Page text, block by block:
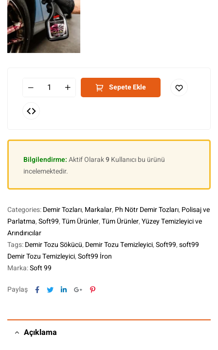
Sepete Ekle
Bilgilendirme:Aktif Olarak9Kullanıcı bu ürünü
incelemektedir.
Categories:Demir Tozları, Markalar, Ph Nötr Demir Tozları, Polisaj ve
Parlatma,Soft99,Tüm Ürünler,Tüm Ürünler,Yüzey Temizleyici ve
Arındırıcılar
Tags:Demir Tozu Sökücü, Demir Tozu Temizleyici,Soft99,soft99
Demir Tozu Temizleyici,Soft99 İron
Marka:Soft 99
Paylaş Facebook
TwitterLinkedinGoogle+Pinterest
Açıklama